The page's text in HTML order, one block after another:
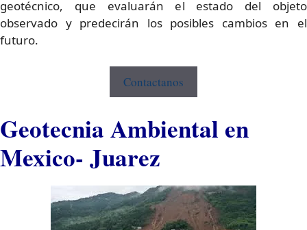
geotécnico, que evaluarán el estado del objeto
observado y predecirán los posibles cambios en el
futuro.
Contactanos
Geotecnia Ambiental en
Mexico- Juarez